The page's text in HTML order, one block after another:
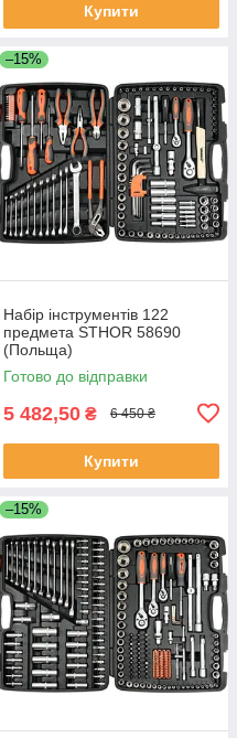
Купити
–15%
Набір інструментів 122
предмета STHOR 58690
(Польща)
Готово до відправки
5 482,50 ₴ 6 450 ₴
Купити
–15%